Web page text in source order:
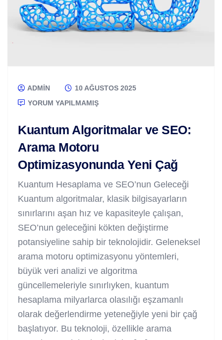
ADMIN
10 AĞUSTOS 2025
YORUM YAPILMAMIŞ
Kuantum Algoritmalar ve SEO:
Arama Motoru
Optimizasyonunda Yeni Çağ
Kuantum Hesaplama ve SEO’nun Geleceği
Kuantum algoritmalar, klasik bilgisayarların
sınırlarını aşan hız ve kapasiteyle çalışan,
SEO’nun geleceğini kökten değiştirme
potansiyeline sahip bir teknolojidir. Geleneksel
arama motoru optimizasyonu yöntemleri,
büyük veri analizi ve algoritma
güncellemeleriyle sınırlıyken, kuantum
hesaplama milyarlarca olasılığı eşzamanlı
olarak değerlendirme yeteneğiyle yeni bir çağ
başlatıyor. Bu teknoloji, özellikle arama